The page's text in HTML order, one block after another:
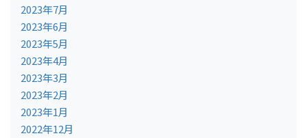
2023年7月
2023年6月
2023年5月
2023年4月
2023年3月
2023年2月
2023年1月
2022年12月